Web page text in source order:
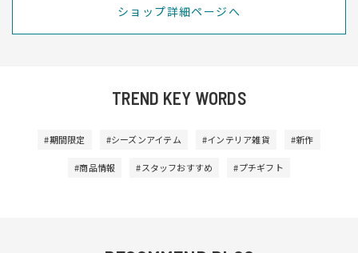
ショップ詳細ページへ
TREND KEY WORDS
#期間限定 #シーズンアイテム #インテリア雑貨 #新作
#商品情報 #スタッフおすすめ #プチギフト